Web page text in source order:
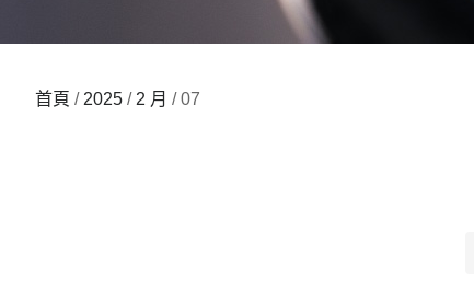
首頁 / 2025 / 2 月 / 07